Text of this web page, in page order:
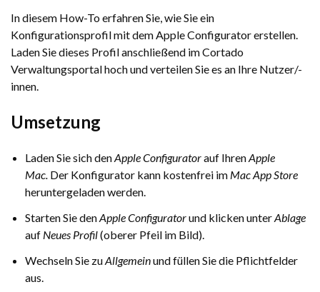
In diesem How-To erfahren Sie, wie Sie ein
Konfigurationsprofil mit dem Apple Configurator erstellen.
Laden Sie dieses Profil anschließend im Cortado
Verwaltungsportal hoch und verteilen Sie es an Ihre Nutzer/-
innen.
Umsetzung
Laden Sie sich denApple Configuratorauf IhrenApple
Mac. Der Konfigurator kann kostenfrei im Mac App Store
heruntergeladen werden.
Starten Sie denApple Configuratorund klicken unterAblage
auf Neues Profil(oberer Pfeil im Bild).
Wechseln Sie zuAllgemeinund füllen Sie die Pflichtfelder
aus.